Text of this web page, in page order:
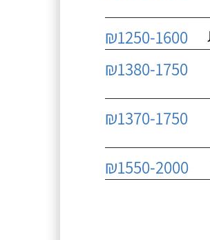
₪1250-1600
₪1380-1750
₪1370-1750
₪1550-2000